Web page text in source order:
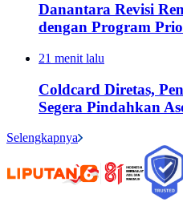
Danantara Revisi
dengan Program
21 menit lalu
Coldcard Diretas,
Segera Pindahkan
Selengkapnya